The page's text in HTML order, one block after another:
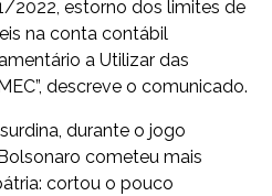
2022, estorno dos limites de
na conta contábil
a Utilizar das
descreve o comunicado.
durante o jogo
cometeu mais
cortou o pouco